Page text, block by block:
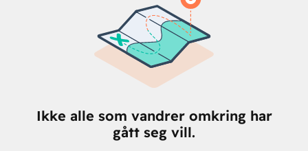
Ikke alle som vandrer omkring har
gått seg vill.